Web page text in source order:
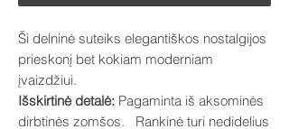
Ši delninė suteiks elegantiškos nostalgijos
prieskonį bet kokiam moderniam
įvaizdžiui.
Išskirtinė detalė: Pagaminta iš aksominės
dirbtinės zomšos. Rankinė turi nedidelius